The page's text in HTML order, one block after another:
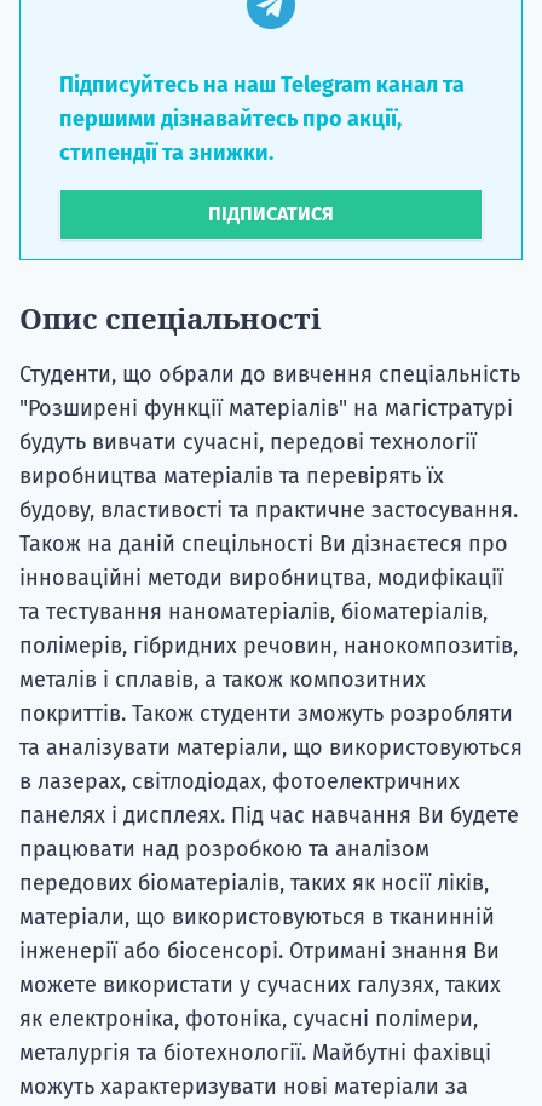
Підписуйтесь на наш Telegram канал та
першими дізнавайтесь про акції,
стипендії та знижки.
ПІДПИСАТИСЯ
Опис спеціальності
Студенти, що обрали до вивчення спеціальність
"Розширені функції матеріалів" на магістратурі
будуть вивчати сучасні, передові технології
виробництва матеріалів та перевірять їх
будову, властивості та практичне застосування.
Також на даній спецільності Ви дізнаєтеся про
інноваційні методи виробництва, модифікації
та тестування наноматеріалів, біоматеріалів,
полімерів, гібридних речовин, нанокомпозитів,
металів і сплавів, а також композитних
покриттів. Також студенти зможуть розробляти
та аналізувати матеріали, що використовуються
в лазерах, світлодіодах, фотоелектричних
панелях і дисплеях. Під час навчання Ви будете
працювати над розробкою та аналізом
передових біоматеріалів, таких як носії ліків,
матеріали, що використовуються в тканинній
інженерії або біосенсорі. Отримані знання Ви
можете використати у сучасних галузях, таких
як електроніка, фотоніка, сучасні полімери,
металургія та біотехнології. Майбутні фахівці
можуть характеризувати нові матеріали за